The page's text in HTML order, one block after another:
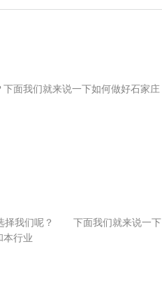
面我们就来说一下如何做好石家庄
择我们呢？ 下面我们就来说一下
行业